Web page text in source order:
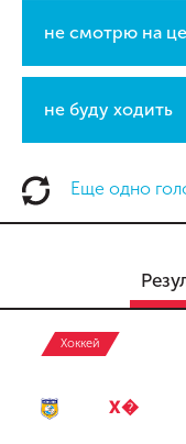
не смотрю на
не буду ходить
Еще одно
Хоккей
Х�